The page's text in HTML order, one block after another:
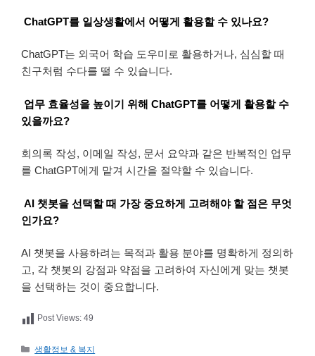
ChatGPT를 일상생활에서 어떻게 활용할 수 있나요?
ChatGPT는 외국어 학습 도우미로 활용하거나, 심심할 때
친구처럼 수다를 떨 수 있습니다.
업무 효율성을 높이기 위해 ChatGPT를 어떻게 활용할 수
있을까요?
회의록 작성, 이메일 작성, 문서 요약과 같은 반복적인 업무
를 ChatGPT에게 맡겨 시간을 절약할 수 있습니다.
AI 챗봇을 선택할 때 가장 중요하게 고려해야 할 점은 무엇
인가요?
AI 챗봇을 사용하려는 목적과 활용 분야를 명확하게 정의하
고, 각 챗봇의 강점과 약점을 고려하여 자신에게 맞는 챗봇
을 선택하는 것이 중요합니다.
Post Views: 49
카
생활정보 & 복지